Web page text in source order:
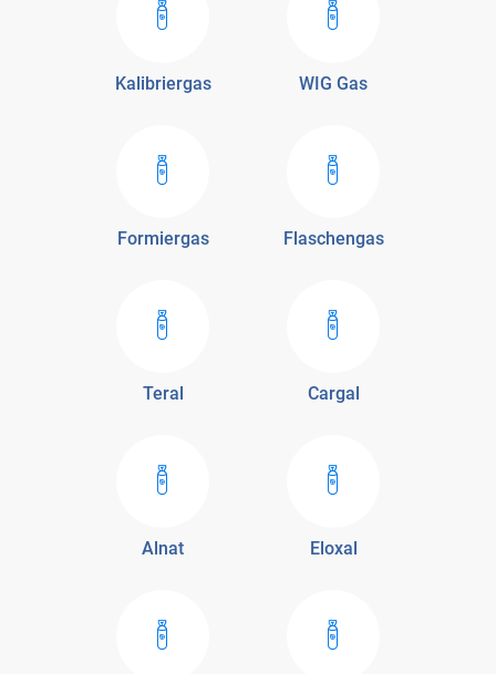
Kalibriergas WIG Gas
Formiergas Flaschengas
Teral Cargal
Alnat Eloxal